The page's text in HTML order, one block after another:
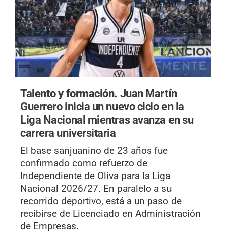
Talento y formación. Juan Martín
Guerrero inicia un nuevo ciclo en la
Liga Nacional mientras avanza en su
carrera universitaria
El base sanjuanino de 23 años fue
confirmado como refuerzo de
Independiente de Oliva para la Liga
Nacional 2026/27. En paralelo a su
recorrido deportivo, está a un paso de
recibirse de Licenciado en Administración
de Empresas.